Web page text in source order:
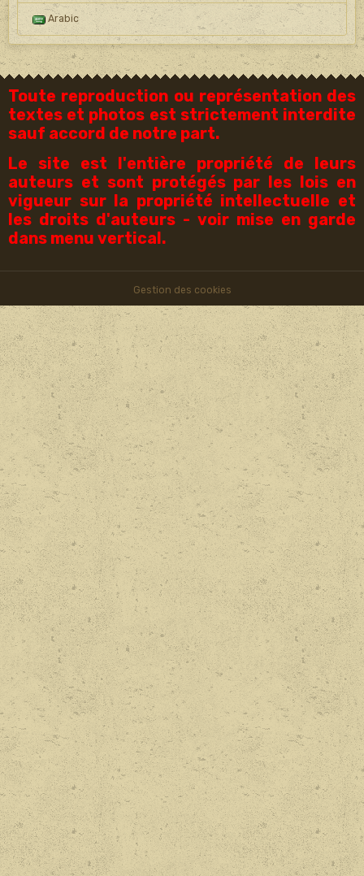
Arabic
Toute reproduction ou représentation des
textes et photos est strictement interdite
sauf accord de notre part.
Le site est l'entière propriété de leurs
auteurs et sont protégés par les lois en
vigueur sur la propriété intellectuelle et
les droits d'auteurs - voir mise en garde
dans menu vertical.
Gestion des cookies